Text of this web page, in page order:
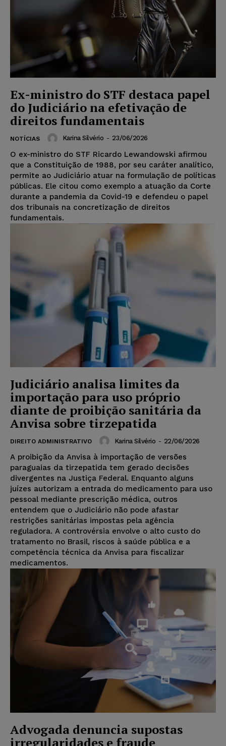
Ex-ministro do STF destaca papel
do Judiciário na efetivação de
direitos fundamentais
NOTÍCIAS Karina Silvério - 23/06/2026
O ex-ministro do STF Ricardo Lewandowski afirmou
que a Constituição de 1988, por seu caráter analítico,
permite ao Judiciário atuar na formulação de políticas
públicas. Ele citou como exemplo a atuação da Corte
durante a pandemia da Covid-19 e defendeu o papel
dos tribunais na concretização de direitos
fundamentais.
Judiciário analisa limites da
importação para uso próprio
diante de proibição sanitária da
Anvisa sobre tirzepatida
DIREITO ADMINISTRATIVO Karina Silvério - 22/06/2026
A proibição da Anvisa à importação de versões
paraguaias da tirzepatida tem gerado decisões
divergentes na Justiça Federal. Enquanto alguns
juízes autorizam a entrada do medicamento para uso
pessoal mediante prescrição médica, outros
entendem que o Judiciário não pode afastar
restrições sanitárias impostas pela agência
reguladora. A controvérsia envolve o alto custo do
tratamento no Brasil, riscos à saúde pública e a
competência técnica da Anvisa para fiscalizar
medicamentos.
Advogada denuncia supostas
irregularidades e fraude